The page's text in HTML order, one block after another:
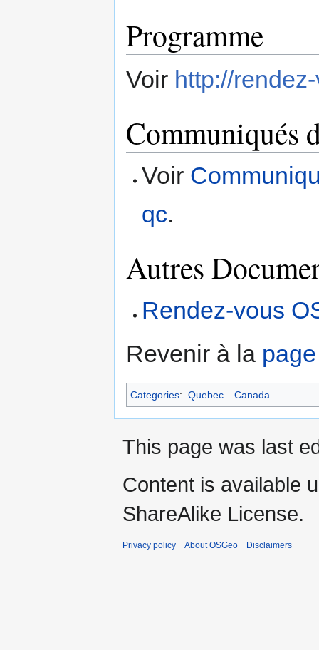
Programme
Voir http://
Communiqués
Voir
qc.
Autres
Rendez-vous
Revenir à la
Categories: Quebec Canada
This page was last
Content is available
ShareAlike License.
Privacy policy About OSGeo Disclaimers